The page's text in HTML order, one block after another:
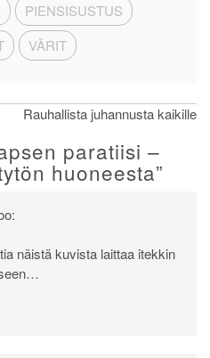
PIENSISUSTUS
VÄRIT
Rauhallista juhannusta kaikille
paratiisi –
huoneesta”
näistä kuvista laittaa itekkin